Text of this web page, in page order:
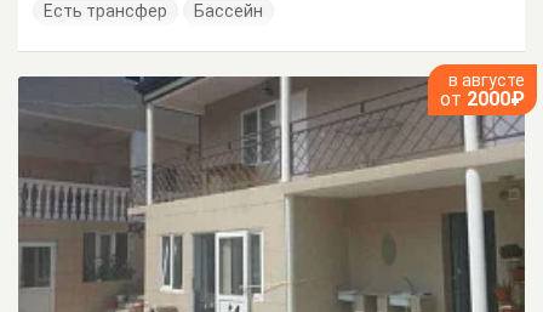
Есть трансфер
Бассейн
в августе
от 2000₽